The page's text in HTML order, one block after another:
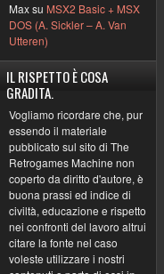
Max su MSX2 Basic + MSX
DOS (A. Sickler – A. Van
Utteren)
IL RISPETTO È COSA
GRADITA.
Vogliamo ricordare che, pur
essendo il materiale
pubblicato sul sito di The
Retrogames Machine non
coperto da diritto d'autore, è
buona prassi ed indice di
civiltà, educazione e rispetto
nei confronti del lavoro altrui
citare la fonte nel caso
voleste utilizzare i nostri